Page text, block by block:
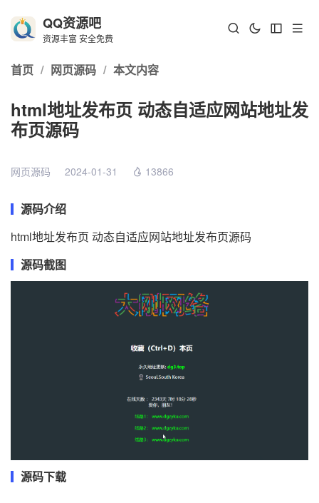
QQ资源吧
资源丰富 安全免费
首页 / 网页源码 / 本文内容
html地址发布页 动态自适应网站地址发
布页源码
网页源码 2024-01-31 13866
源码介绍
html地址发布页 动态自适应网站地址发布页源码
源码截图
源码下载